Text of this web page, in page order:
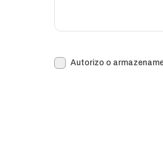
Autorizo o